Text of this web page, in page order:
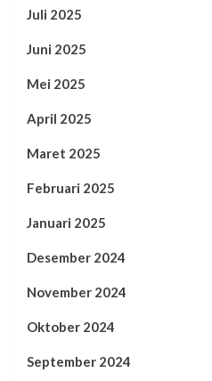
Juli 2025
Juni 2025
Mei 2025
April 2025
Maret 2025
Februari 2025
Januari 2025
Desember 2024
November 2024
Oktober 2024
September 2024